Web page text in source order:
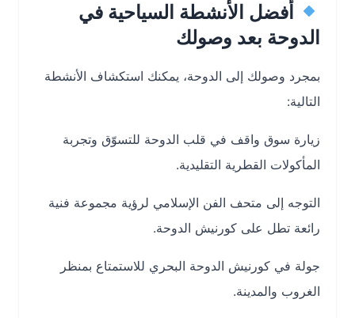
أفضل الأنشطة السياحية في
الدوحة بعد وصولك
بمجرد وصولك إلى الدوحة، يمكنك استكشاف الأنشطة
التالية:
زيارة سوق واقف في قلب الدوحة للتسوّق وتجربة
المأكولات القطرية التقليدية.
التوجه إلى متحف الفن الإسلامي لرؤية مجموعة فنية
رائعة تطل على كورنيش الدوحة.
جولة في كورنيش الدوحة البحري للاستمتاع بمنظر
الغروب والمدينة.